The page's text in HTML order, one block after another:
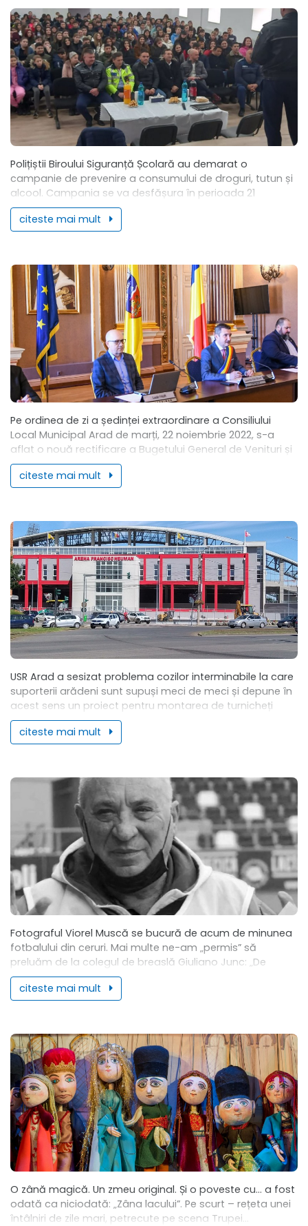
Polițiștii Biroului Siguranță Școlară au demarat o
campanie de prevenire a consumului de droguri, tutun și
alcool. Campania se va desfășura în perioada 21
Noiembrie 2022- 10 Februarie 2023, în...
citeste mai mult
Pe ordinea de zi a ședinței extraordinare a Consiliului
Local Municipal Arad de marți, 22 noiembrie 2022, s-a
aflat o nouă rectificare a Bugetului General de Venituri și
Cheltuieli al...
citeste mai mult
USR Arad a sesizat problema cozilor interminabile la care
suporterii arădeni sunt supuși meci de meci și depune în
acest sens un proiect pentru montarea de turnicheți
adiționali la stadionul...
citeste mai mult
Fotograful Viorel Muscă se bucură de acum de minunea
fotbalului din ceruri. Mai multe ne-am „permis” să
preluăm de la colegul de breaslă Giuliano Junc: „De
astăzi sportul arădean nu...
citeste mai mult
O zână magică. Un zmeu original. Și o poveste cu... a fost
odată ca niciodată: „Zâna lacului”. Pe scurt – rețeta unei
întâlniri de zile mari, petrecute pe scena Trupei...